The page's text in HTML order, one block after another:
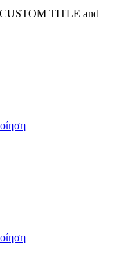
TITLE and